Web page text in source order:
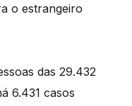
o estrangeiro
das 29.432
6.431 casos